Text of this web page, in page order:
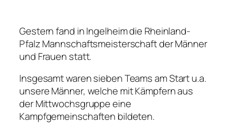
Gestern fand in Ingelheim die Rheinland-
Pfalz Mannschaftsmeisterschaft der Männer
und Frauen statt.
Insgesamt waren sieben Teams am Start u.a.
unsere Männer, welche mit Kämpfern aus
der Mittwochsgruppe eine
Kampfgemeinschaften bildeten.